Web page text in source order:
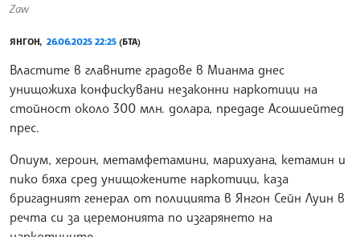
Zaw
ЯНГОН, 26.06.2025 22:25 (БТА)
Властите в главните градове в Мианма днес
унищожиха конфискувани незаконни наркотици на
стойност около 300 млн. долара, предаде Асошиейтед
прес.
Опиум, хероин, метамфетамини, марихуана, кетамин и
пико бяха сред унищожените наркотици, каза
бригадният генерал от полицията в Янгон Сейн Луин в
речта си за церемонията по изгарянето на